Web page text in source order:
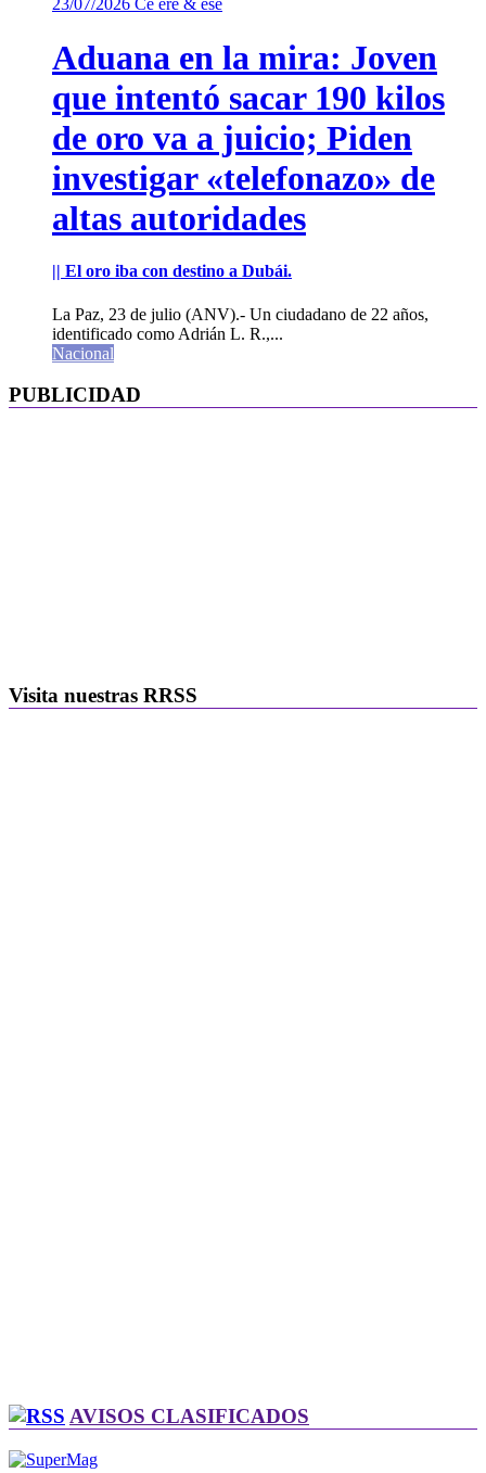
23/07/2026 Ce ere & ese
Aduana en la mira: Joven
que intentó sacar 190 kilos
de oro va a juicio; Piden
investigar «telefonazo» de
altas autoridades
|| El oro iba con destino a Dubái.
La Paz, 23 de julio (ANV).- Un ciudadano de 22 años,
identificado como Adrián L. R.,...
Nacional
PUBLICIDAD
Visita nuestras RRSS
AVISOS CLASIFICADOS